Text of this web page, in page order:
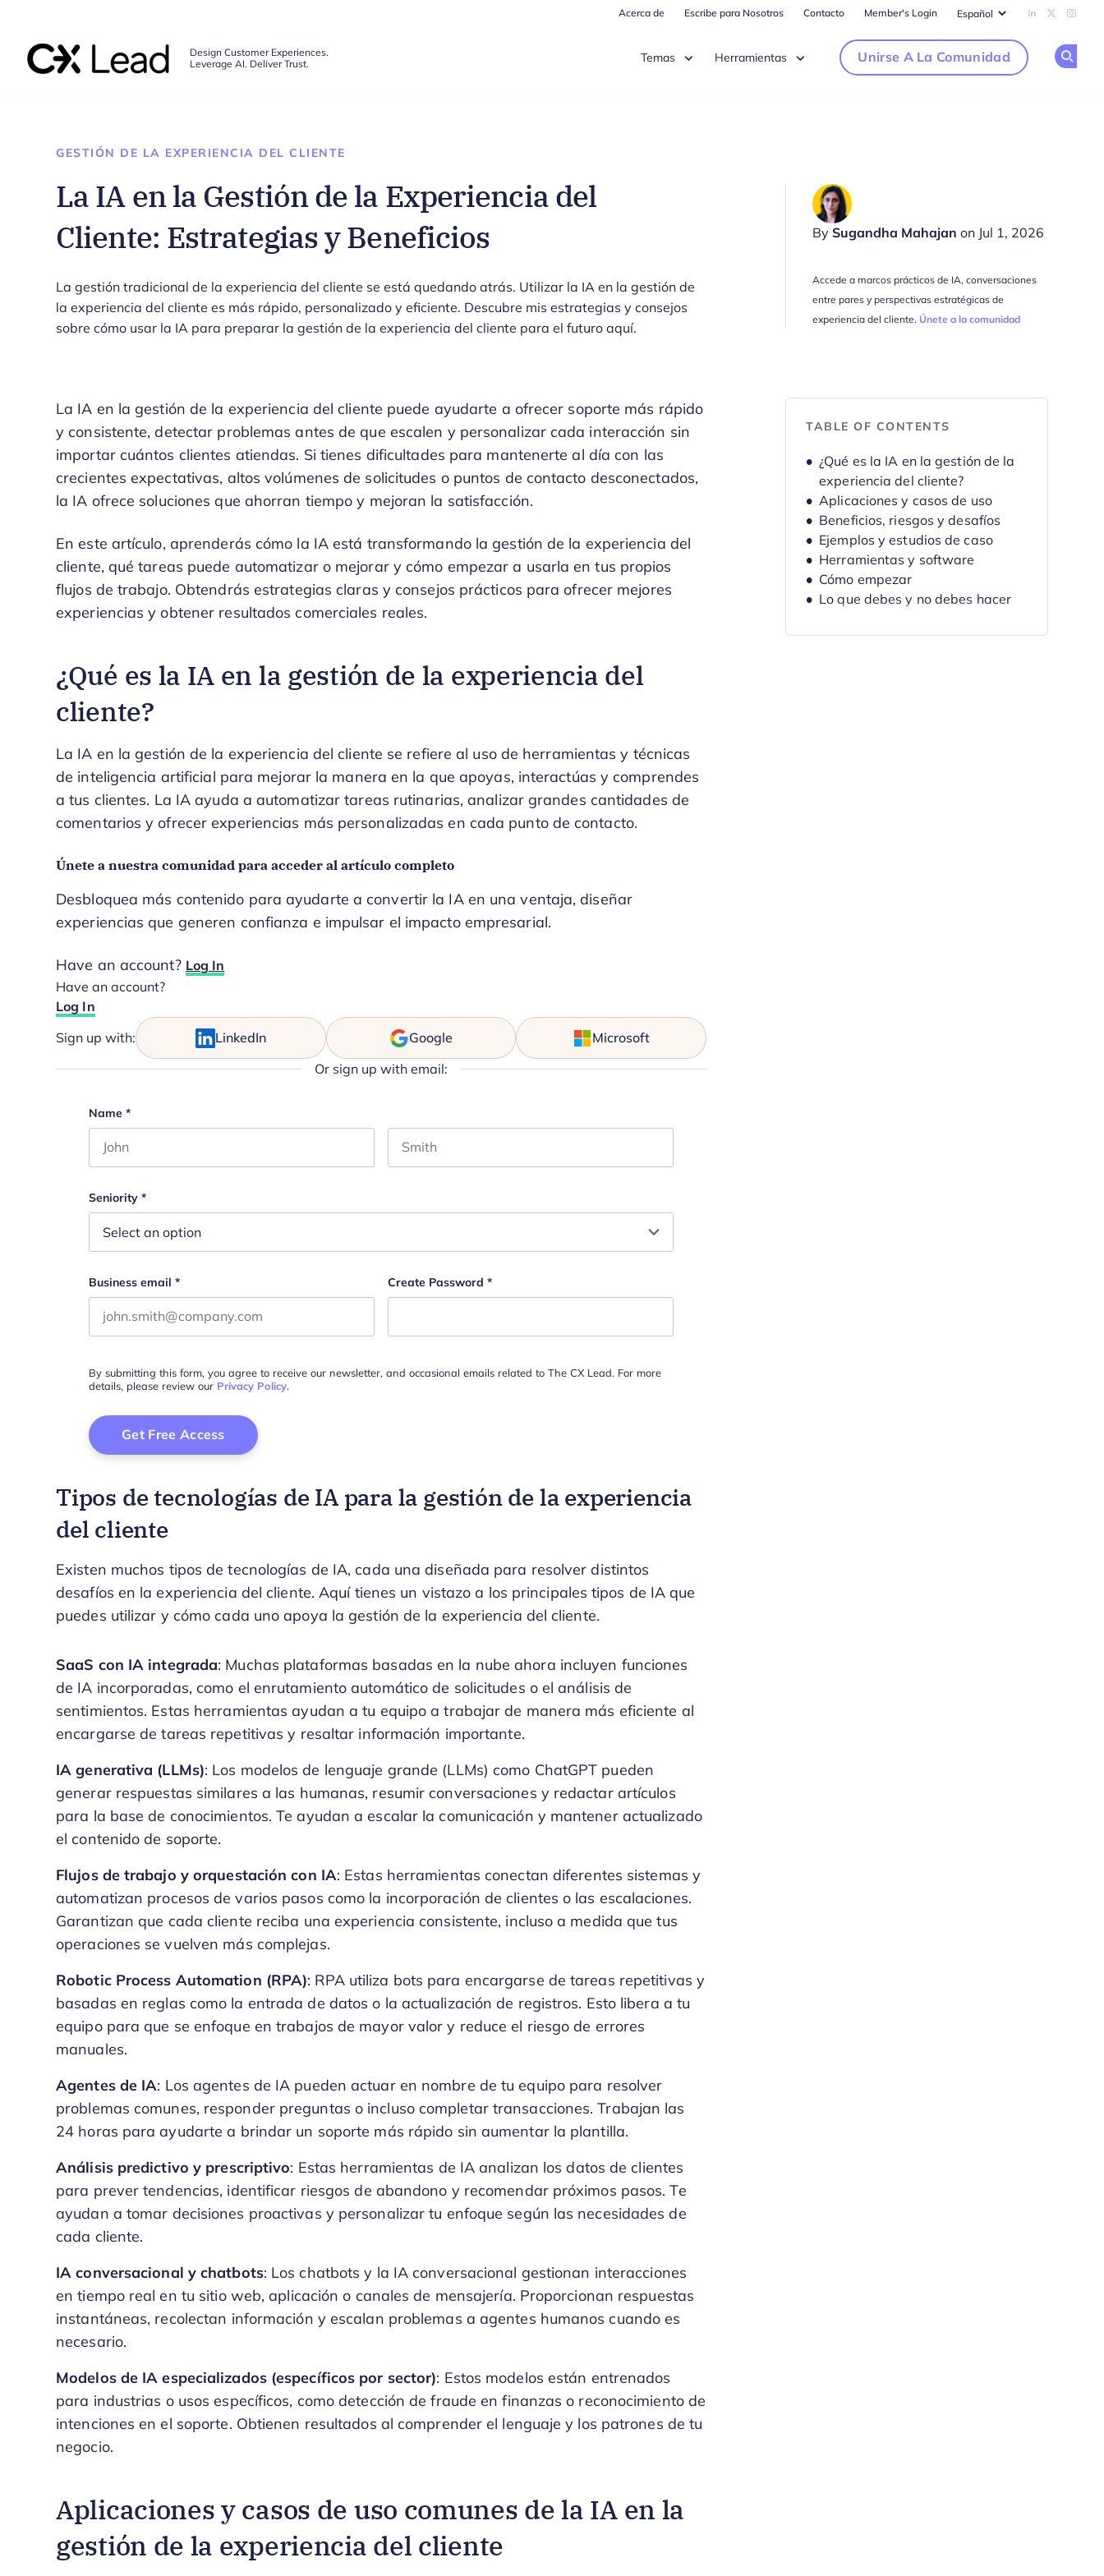
Acerca de Escribe para Nosotros Contacto Member's Login Add us on
Follow
Design Customer Experiences.
Leverage AI. Deliver Trust.
Temas Herramientas Unirse A La Comunidad
GESTIÓN DE LA EXPERIENCIA DEL CLIENTE
La IA en la Gestión de la Experiencia del
Cliente: Estrategias y Beneficios
By Sugandha Mahajan on Jul 1, 2026
Accede a marcos prácticos de IA, conversaciones
entre pares y perspectivas estratégicas de
experiencia del cliente. Únete a la comunidad
La gestión tradicional de la experiencia del cliente se está quedando atrás. Utilizar la IA en la gestión de
la experiencia del cliente es más rápido, personalizado y eficiente. Descubre mis estrategias y consejos
sobre cómo usar la IA para preparar la gestión de la experiencia del cliente para el futuro aquí.
La IA en la gestión de la experiencia del cliente puede ayudarte a ofrecer soporte más rápido
y consistente, detectar problemas antes de que escalen y personalizar cada interacción sin
importar cuántos clientes atiendas. Si tienes dificultades para mantenerte al día con las
crecientes expectativas, altos volúmenes de solicitudes o puntos de contacto desconectados,
la IA ofrece soluciones que ahorran tiempo y mejoran la satisfacción.
En este artículo, aprenderás cómo la IA está transformando la gestión de la experiencia del
cliente, qué tareas puede automatizar o mejorar y cómo empezar a usarla en tus propios
flujos de trabajo. Obtendrás estrategias claras y consejos prácticos para ofrecer mejores
experiencias y obtener resultados comerciales reales.
¿Qué es la IA en la gestión de la experiencia del
cliente?
La IA en la gestión de la experiencia del cliente se refiere al uso de herramientas y técnicas
de inteligencia artificial para mejorar la manera en la que apoyas, interactúas y comprendes
a tus clientes. La IA ayuda a automatizar tareas rutinarias, analizar grandes cantidades de
comentarios y ofrecer experiencias más personalizadas en cada punto de contacto.
Únete a nuestra comunidad para acceder al artículo completo
Desbloquea más contenido para ayudarte a convertir la IA en una ventaja, diseñar
experiencias que generen confianza e impulsar el impacto empresarial.
Have an account? Log In
Have an account?
Log In
Sign up with: LinkedIn Google Microsoft
Or sign up with email:
URL
Name *
Seniority *
Business email * Create Password *
By submitting this form, you agree to receive our newsletter, and occasional emails related to The CX Lead. For more
details, please review our Privacy Policy.
Tipos de tecnologías de IA para la gestión de la experiencia
del cliente
Existen muchos tipos de tecnologías de IA, cada una diseñada para resolver distintos
desafíos en la experiencia del cliente. Aquí tienes un vistazo a los principales tipos de IA que
puedes utilizar y cómo cada uno apoya la gestión de la experiencia del cliente.
SaaS con IA integrada: Muchas plataformas basadas en la nube ahora incluyen funciones
de IA incorporadas, como el enrutamiento automático de solicitudes o el análisis de
sentimientos. Estas herramientas ayudan a tu equipo a trabajar de manera más eficiente al
encargarse de tareas repetitivas y resaltar información importante.
IA generativa (LLMs): Los modelos de lenguaje grande (LLMs) como ChatGPT pueden
generar respuestas similares a las humanas, resumir conversaciones y redactar artículos
para la base de conocimientos. Te ayudan a escalar la comunicación y mantener actualizado
el contenido de soporte.
Flujos de trabajo y orquestación con IA: Estas herramientas conectan diferentes sistemas y
automatizan procesos de varios pasos como la incorporación de clientes o las escalaciones.
Garantizan que cada cliente reciba una experiencia consistente, incluso a medida que tus
operaciones se vuelven más complejas.
Robotic Process Automation (RPA): RPA utiliza bots para encargarse de tareas repetitivas y
basadas en reglas como la entrada de datos o la actualización de registros. Esto libera a tu
equipo para que se enfoque en trabajos de mayor valor y reduce el riesgo de errores
manuales.
Agentes de IA: Los agentes de IA pueden actuar en nombre de tu equipo para resolver
problemas comunes, responder preguntas o incluso completar transacciones. Trabajan las
24 horas para ayudarte a brindar un soporte más rápido sin aumentar la plantilla.
Análisis predictivo y prescriptivo: Estas herramientas de IA analizan los datos de clientes
para prever tendencias, identificar riesgos de abandono y recomendar próximos pasos. Te
ayudan a tomar decisiones proactivas y personalizar tu enfoque según las necesidades de
cada cliente.
IA conversacional y chatbots: Los chatbots y la IA conversacional gestionan interacciones
en tiempo real en tu sitio web, aplicación o canales de mensajería. Proporcionan respuestas
instantáneas, recolectan información y escalan problemas a agentes humanos cuando es
necesario.
Modelos de IA especializados (específicos por sector): Estos modelos están entrenados
para industrias o usos específicos, como detección de fraude en finanzas o reconocimiento de
intenciones en el soporte. Obtienen resultados al comprender el lenguaje y los patrones de tu
negocio.
Aplicaciones y casos de uso comunes de la IA en la
gestión de la experiencia del cliente
TABLE OF CONTENTS
¿Qué es la IA en la gestión de la
experiencia del cliente?
Aplicaciones y casos de uso
Beneficios, riesgos y desafíos
Ejemplos y estudios de caso
Herramientas y software
Cómo empezar
Lo que debes y no debes hacer
experiencia del cliente